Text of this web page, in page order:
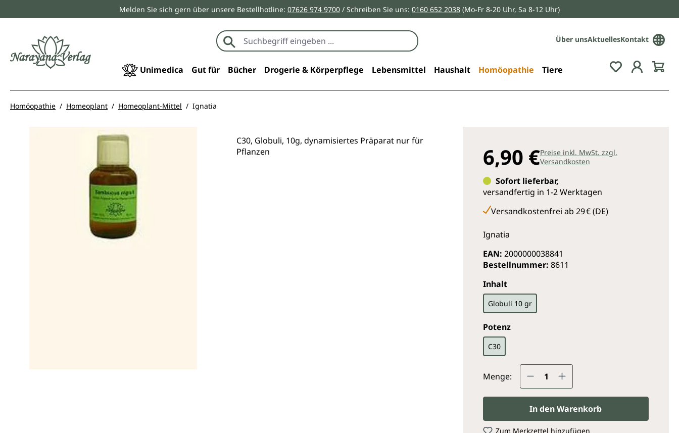
Zur Hauptnavigation springenMelden Sie sich gern über unsere Bestellhotline: 07626 974 9700 / Schreiben Sie uns: 0160 652 2038 (Mo-Fr 8-20 Uhr, Sa 8-12 Uhr)
Über unsAktuellesKontakt
Unimedica Gut für Bücher Drogerie & Körperpflege Lebensmittel Haushalt Homöopathie Tiere Du hast 0
Homöopathie Homeoplant Homeoplant-Mittel Ignatia
Bildergalerie überspringen
C30, Globuli, 10g, dynamisiertes Präparat nur für
Pflanzen
6,90 €Preise inkl. MwSt. zzgl.
Versandkosten
Sofort lieferbar,
versandfertig in 1-2 Werktagen
Versandkostenfrei ab 29 € (DE)
Ignatia
EAN: 2000000038841
Bestellnummer: 8611
Inhaltauswählen
Globuli 10 gr
Potenzauswählen
C30
Menge: Produkt Anzahl: Gib den
In den Warenkorb
Zum Merkzettel hinzufügen